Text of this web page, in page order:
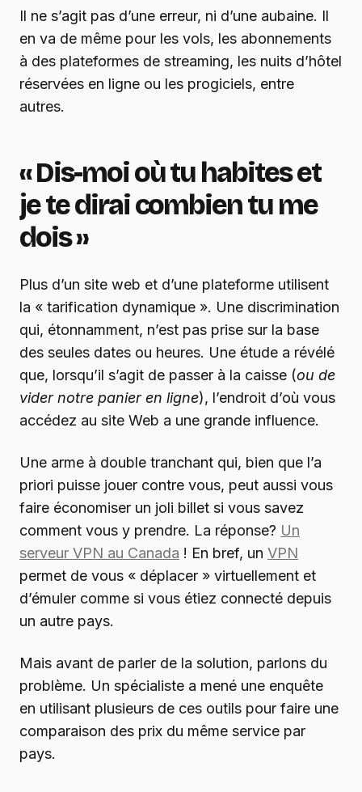
Il ne s’agit pas d’une erreur, ni d’une aubaine. Il
en va de même pour les vols, les abonnements
à des plateformes de streaming, les nuits d’hôtel
réservées en ligne ou les progiciels, entre
autres.
« Dis-moi où tu habites et
je te dirai combien tu me
dois »
Plus d’un site web et d’une plateforme utilisent
la « tarification dynamique ». Une discrimination
qui, étonnamment, n’est pas prise sur la base
des seules dates ou heures. Une étude a révélé
que, lorsqu’il s’agit de passer à la caisse (ou de
vider notre panier en ligne), l’endroit d’où vous
accédez au site Web a une grande influence.
Une arme à double tranchant qui, bien que l’a
priori puisse jouer contre vous, peut aussi vous
faire économiser un joli billet si vous savez
comment vous y prendre. La réponse? Un
serveur VPN au Canada ! En bref, un VPN
permet de vous « déplacer » virtuellement et
d’émuler comme si vous étiez connecté depuis
un autre pays.
Mais avant de parler de la solution, parlons du
problème. Un spécialiste a mené une enquête
en utilisant plusieurs de ces outils pour faire une
comparaison des prix du même service par
pays.